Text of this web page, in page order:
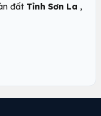
đất Tỉnh Sơn La ,